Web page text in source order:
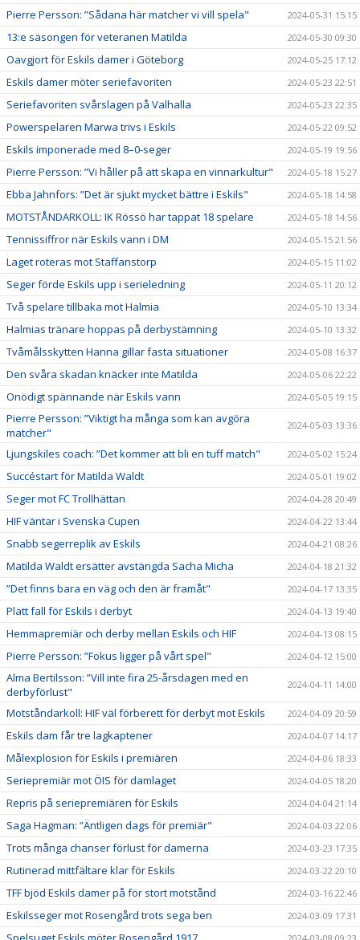
Pierre Persson: ”Sådana här matcher vi vill spela" 2024-05-31 15:15
13:e säsongen för veteranen Matilda 2024-05-30 09:30
Oavgjort för Eskils damer i Göteborg 2024-05-25 17:12
Eskils damer möter seriefavoriten 2024-05-23 22:51
Seriefavoriten svårslagen på Valhalla 2024-05-23 22:35
Powerspelaren Marwa trivs i Eskils 2024-05-22 09:52
Eskils imponerade med 8–0-seger 2024-05-19 19:56
Pierre Persson: ”Vi håller på att skapa en vinnarkultur" 2024-05-18 15:27
Ebba Jahnfors: ”Det är sjukt mycket bättre i Eskils" 2024-05-18 14:58
MOTSTÅNDARKOLL: IK Rössö har tappat 18 spelare 2024-05-18 14:56
Tennissiffror när Eskils vann i DM 2024-05-15 21:56
Laget roteras mot Staffanstorp 2024-05-15 11:02
Seger förde Eskils upp i serieledning 2024-05-11 20:12
Två spelare tillbaka mot Halmia 2024-05-10 13:34
Halmias tränare hoppas på derbystämning 2024-05-10 13:32
Tvåmålsskytten Hanna gillar fasta situationer 2024-05-08 16:37
Den svåra skadan knäcker inte Matilda 2024-05-06 22:22
Onödigt spännande när Eskils vann 2024-05-05 19:15
Pierre Persson: ”Viktigt ha många som kan avgöra
matcher"
2024-05-03 13:36
Ljungskiles coach: ”Det kommer att bli en tuff match" 2024-05-02 15:24
Succéstart för Matilda Waldt 2024-05-01 19:02
Seger mot FC Trollhättan 2024-04-28 20:49
HIF väntar i Svenska Cupen 2024-04-22 13:44
Snabb segerreplik av Eskils 2024-04-21 08:26
Matilda Waldt ersätter avstängda Sacha Micha 2024-04-18 21:32
”Det finns bara en väg och den är framåt" 2024-04-17 13:35
Platt fall för Eskils i derbyt 2024-04-13 19:40
Hemmapremiär och derby mellan Eskils och HIF 2024-04-13 08:15
Pierre Persson: ”Fokus ligger på vårt spel" 2024-04-12 15:00
Alma Bertilsson: ”Vill inte fira 25-årsdagen med en
derbyförlust"
2024-04-11 14:00
Motståndarkoll: HIF väl förberett för derbyt mot Eskils 2024-04-09 20:59
Eskils dam får tre lagkaptener 2024-04-07 14:17
Målexplosion för Eskils i premiären 2024-04-06 18:33
Seriepremiär mot ÖIS för damlaget 2024-04-05 18:20
Repris på seriepremiären för Eskils 2024-04-04 21:14
Saga Hagman: ”Äntligen dags för premiär" 2024-04-03 22:06
Trots många chanser förlust för damerna 2024-03-23 17:35
Rutinerad mittfältare klar för Eskils 2024-03-22 20:10
TFF bjöd Eskils damer på för stort motstånd 2024-03-16 22:46
Eskilsseger mot Rosengård trots sega ben 2024-03-09 17:31